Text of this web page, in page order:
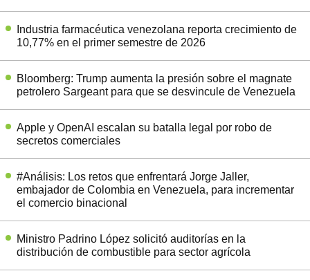
Industria farmacéutica venezolana reporta crecimiento de
10,77% en el primer semestre de 2026
Bloomberg: Trump aumenta la presión sobre el magnate
petrolero Sargeant para que se desvincule de Venezuela
Apple y OpenAI escalan su batalla legal por robo de
secretos comerciales
#Análisis: Los retos que enfrentará Jorge Jaller,
embajador de Colombia en Venezuela, para incrementar
el comercio binacional
Ministro Padrino López solicitó auditorías en la
distribución de combustible para sector agrícola